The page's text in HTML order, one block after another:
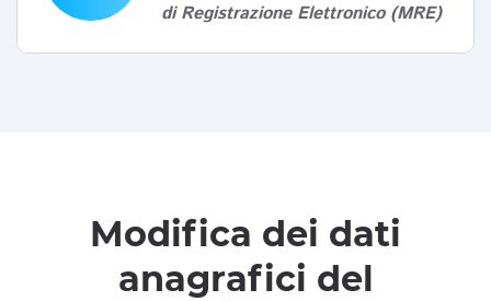
di Registrazione Elettronico (MRE)
Modifica dei dati
anagrafici del